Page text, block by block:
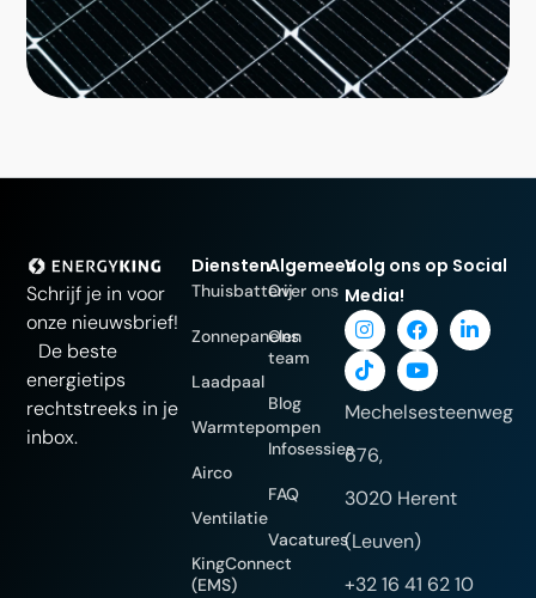
Schrijf je in voor
onze nieuwsbrief!
De beste
energietips
rechtstreeks in je
inbox.
Diensten
Thuisbatterij
Zonnepanelen
Laadpaal
Warmtepompen
Airco
Ventilatie
KingConnect
(EMS)
Algemeen
Over ons
Ons
team
Blog
Infosessies
FAQ
Vacatures
Volg ons op Social
Media!
Mechelsesteenweg
676,
3020 Herent
(Leuven)
+32 16 41 62 10